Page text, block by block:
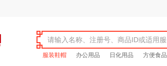
服装鞋帽 办公用品 日化用品 方便食品